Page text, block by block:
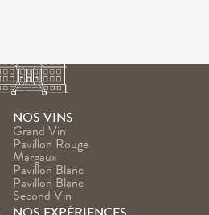
NOS VINS
Grand Vin
Pavillon Rouge
Margaux
Pavillon Blanc
Pavillon Blanc
Second Vin